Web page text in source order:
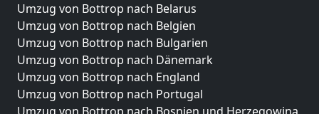
Umzug von Bottrop nach Belarus
Umzug von Bottrop nach Belgien
Umzug von Bottrop nach Bulgarien
Umzug von Bottrop nach Dänemark
Umzug von Bottrop nach England
Umzug von Bottrop nach Portugal